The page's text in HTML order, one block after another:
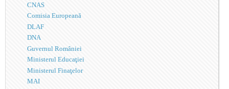
CNAS
Comisia Europeană
DLAF
DNA
Guvernul României
Ministerul Educaţiei
Ministerul Finaţelor
MAI